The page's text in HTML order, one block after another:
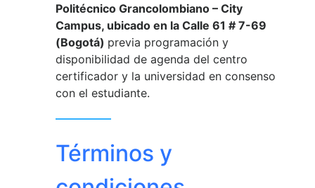
Politécnico Grancolombiano – City
Campus, ubicado en la Calle 61 # 7-69
(Bogotá) previa programación y
disponibilidad de agenda del centro
certificador y la universidad en consenso
con el estudiante.
Términos y